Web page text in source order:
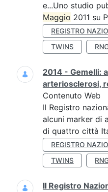
e...Uno studio
Maggio 2011 su
REGISTRO
TWINS
2014 - Gemelli:
arteriosclerosi,
Contenuto Web
Il Registro
alcuni marker di
di quattro città
REGISTRO
TWINS
Il Registro